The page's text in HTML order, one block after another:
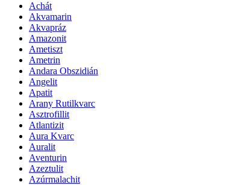
Achát
Akvamarin
Akvapráz
Amazonit
Ametiszt
Ametrin
Andara Obszidián
Angelit
Apatit
Arany Rutilkvarc
Asztrofillit
Atlantizit
Aura Kvarc
Auralit
Aventurin
Azeztulit
Azúrmalachit